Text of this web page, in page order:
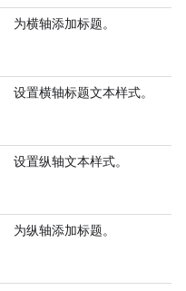
为横轴添加标题。
设置横轴标题文本样式。
设置纵轴文本样式。
为纵轴添加标题。